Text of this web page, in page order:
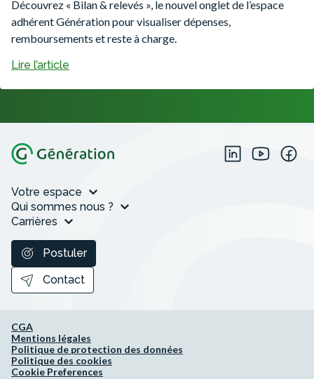
Découvrez « Bilan & relevés », le nouvel onglet de l’espace
adhérent Génération pour visualiser dépenses,
remboursements et reste à charge.
Lire l’article
Votre espace
Qui sommes nous ?
Carrières
Postuler
Contact
CGA
Mentions légales
Politique de protection des données
Politique des cookies
Cookie Preferences